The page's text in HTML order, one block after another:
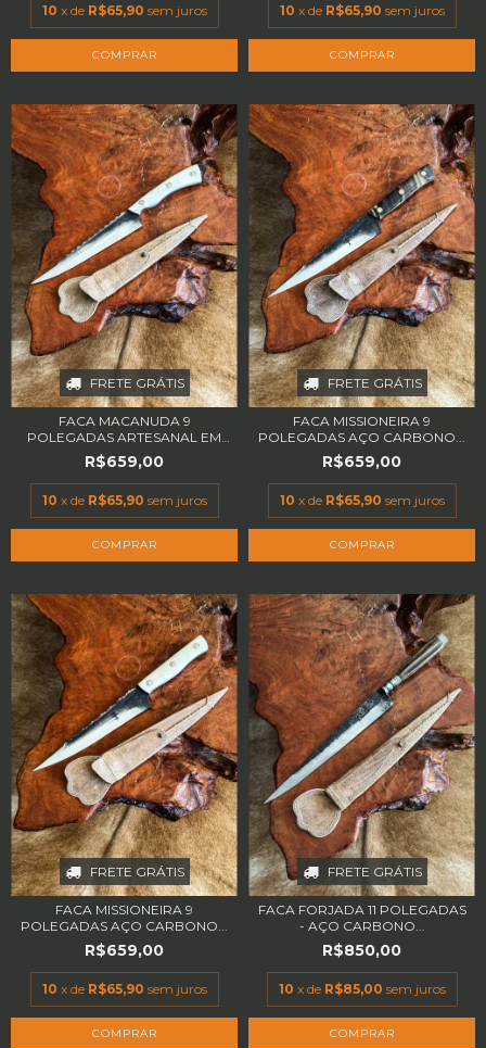
10 x de R$65,90 sem juros 10 x de R$65,90 sem juros
FRETE GRÁTIS
FACA MACANUDA 9
POLEGADAS ARTESANAL EM
A...
R$659,00
10 x de R$65,90 sem juros
FRETE GRÁTIS
FACA MISSIONEIRA 9
POLEGADAS AÇO CARBONO...
R$659,00
10 x de R$65,90 sem juros
FRETE GRÁTIS
FACA MISSIONEIRA 9
POLEGADAS AÇO CARBONO...
R$659,00
10 x de R$65,90 sem juros
FRETE GRÁTIS
FACA FORJADA 11 POLEGADAS
- AÇO CARBONO...
R$850,00
10 x de R$85,00 sem juros